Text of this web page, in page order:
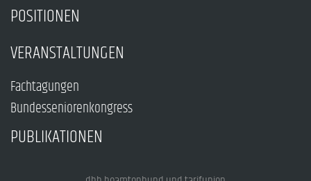
POSITIONEN
VERANSTALTUNGEN
Fachtagungen
Bundesseniorenkongress
PUBLIKATIONEN